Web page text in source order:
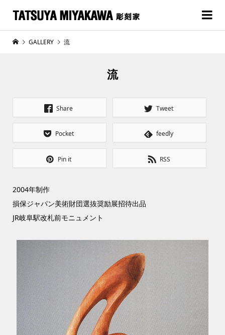
GALLERY 流
流
Share Tweet
Pocket feedly
Pin it RSS
2004年制作
損保ジャパン美術財団選抜奨励展招待出品
JR岐阜駅改札前モニュメント